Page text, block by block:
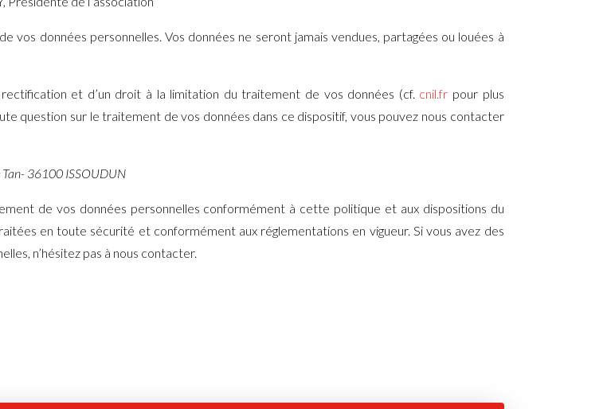
vos données personnelles. Vos données ne seront jamais vendues, partagées ou louées à
et d’un droit à la limitation du traitement de vos données (cf. cnil.fr pour plus
question sur le traitement de vos données dans ce dispositif, vous pouvez nous contacter
Tan- 36100 ISSOUDUN
de vos données personnelles conformément à cette politique et aux dispositions du
en toute sécurité et conformément aux réglementations en vigueur. Si vous avez des
n’hésitez pas à nous contacter.